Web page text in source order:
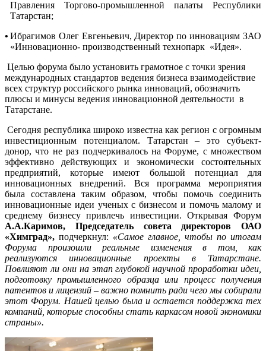
Правления Торгово-промышленной палаты Республики
Татарстан;
• Ибрагимов Олег Евгеньевич, Директор по инновациям ЗАО
«Инновационно- производственный технопарк «Идея».
Целью форума было установить грамотное с точки зрения
международных стандартов ведения бизнеса взаимодействие
всех структур российского рынка инноваций, обозначить
плюсы и минусы ведения инновационной деятельности в
Татарстане.
Сегодня республика широко известна как регион с огромным
инвестиционным потенциалом. Татарстан – это субъект-
донор, что не раз подчеркивалось на Форуме, с множеством
эффективно действующих и экономически состоятельных
предприятий, которые имеют большой потенциал для
инновационных внедрений. Вся программа мероприятия
была составлена таким образом, чтобы помочь соединить
инновационные идеи ученых с бизнесом и помочь малому и
среднему бизнесу привлечь инвестиции. Открывая Форум
А.А.Каримов, Председатель совета директоров ОАО
«Химград», подчеркнул: «Самое главное, чтобы по итогам
Форума произошли реальные изменения в том, как
реализуются инновационные проекты в Татарстане.
Повлияют ли они на этап глубокой научной проработки идеи,
подготовку промышленного образца или процесс получения
патентов и лицензий – важно помнить ради чего мы собирали
этот Форум. Нашей целью была и остается поддержка тех
компаний, которые способны стать каркасом новой экономики
страны».